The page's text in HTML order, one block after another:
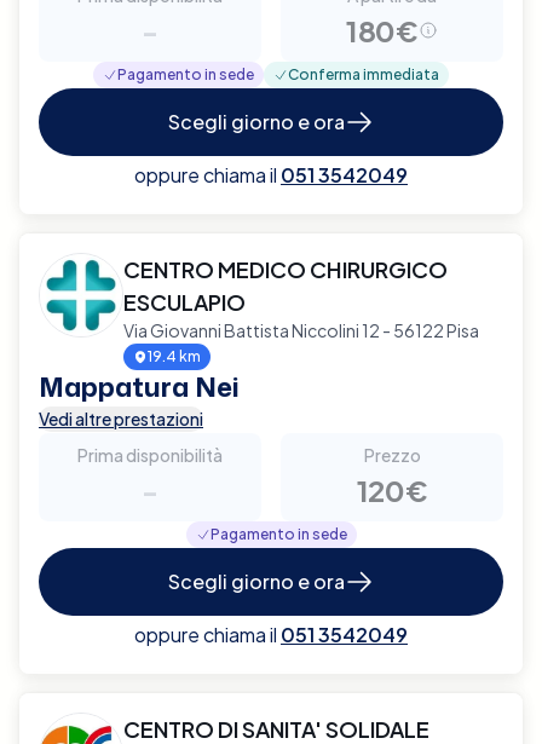
- 180€
Pagamento in sede Conferma immediata
Scegli giorno e ora
oppure chiama il 051 3542049
CENTRO MEDICO CHIRURGICO
ESCULAPIO
Via Giovanni Battista Niccolini 12 - 56122 Pisa
19.4 km
Mappatura Nei
Vedi altre prestazioni
Prima disponibilità
-
Prezzo
120€
Pagamento in sede
Scegli giorno e ora
oppure chiama il 051 3542049
CENTRO DI SANITA' SOLIDALE